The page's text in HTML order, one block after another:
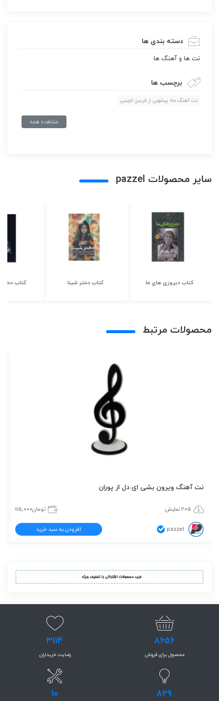
دسته بندی ها
نت ها و آهنگ ها
برچسب ها
نت آهنگ ماه پیشونی از فریبرز لاچینی
مشاهده همه
سایر محصولات pazzel
کتاب دیروزی های ما کتاب دختر شینا کتاب دختر
محصولات مرتبط
نت آهنگ ویرون بشی ای دل از پوران
205 نمایش تومان115,000
pazzel افزودن به سبد خرید
8656
محصول برای فروش
3114
رضایت خریداران
829
10